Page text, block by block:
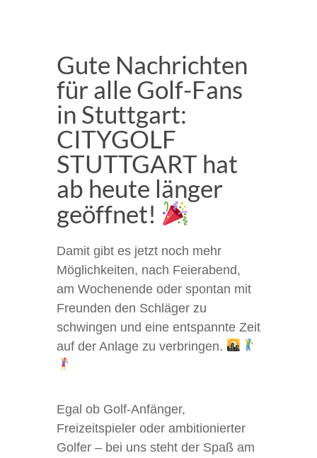
Gute Nachrichten
für alle Golf-Fans
in Stuttgart:
CITYGOLF
STUTTGART hat
ab heute länger
geöffnet!
Damit gibt es jetzt noch mehr
Möglichkeiten, nach Feierabend,
am Wochenende oder spontan mit
Freunden den Schläger zu
schwingen und eine entspannte Zeit
auf der Anlage zu verbringen.
Egal ob Golf-Anfänger,
Freizeitspieler oder ambitionierter
Golfer – bei uns steht der Spaß am